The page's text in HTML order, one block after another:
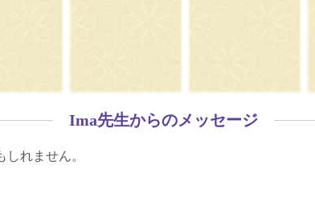
Ima先生からのメッセージ
れません。